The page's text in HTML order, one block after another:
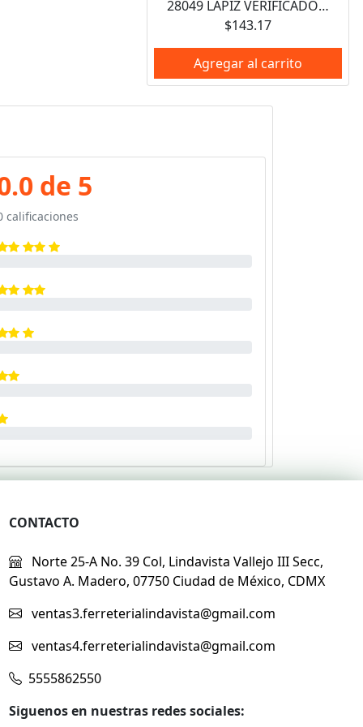
28049 LAPIZ VERIFICADOR DE TEMPERATURA 371C/ 700F TEMPILSTIK
$143.17
Agregar al carrito
de 5
calificaciones
CONTACTO
Norte 25-A No. 39 Col, Lindavista Vallejo III Secc,
Gustavo A. Madero, 07750 Ciudad de México, CDMX
ventas3.ferreterialindavista@gmail.com
ventas4.ferreterialindavista@gmail.com
5555862550
Siguenos en nuestras redes sociales: